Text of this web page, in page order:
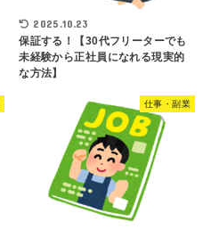
2025.10.23
保証する！【30代フリーターでも
未経験から正社員になれる現実的
な方法】
仕事・副業